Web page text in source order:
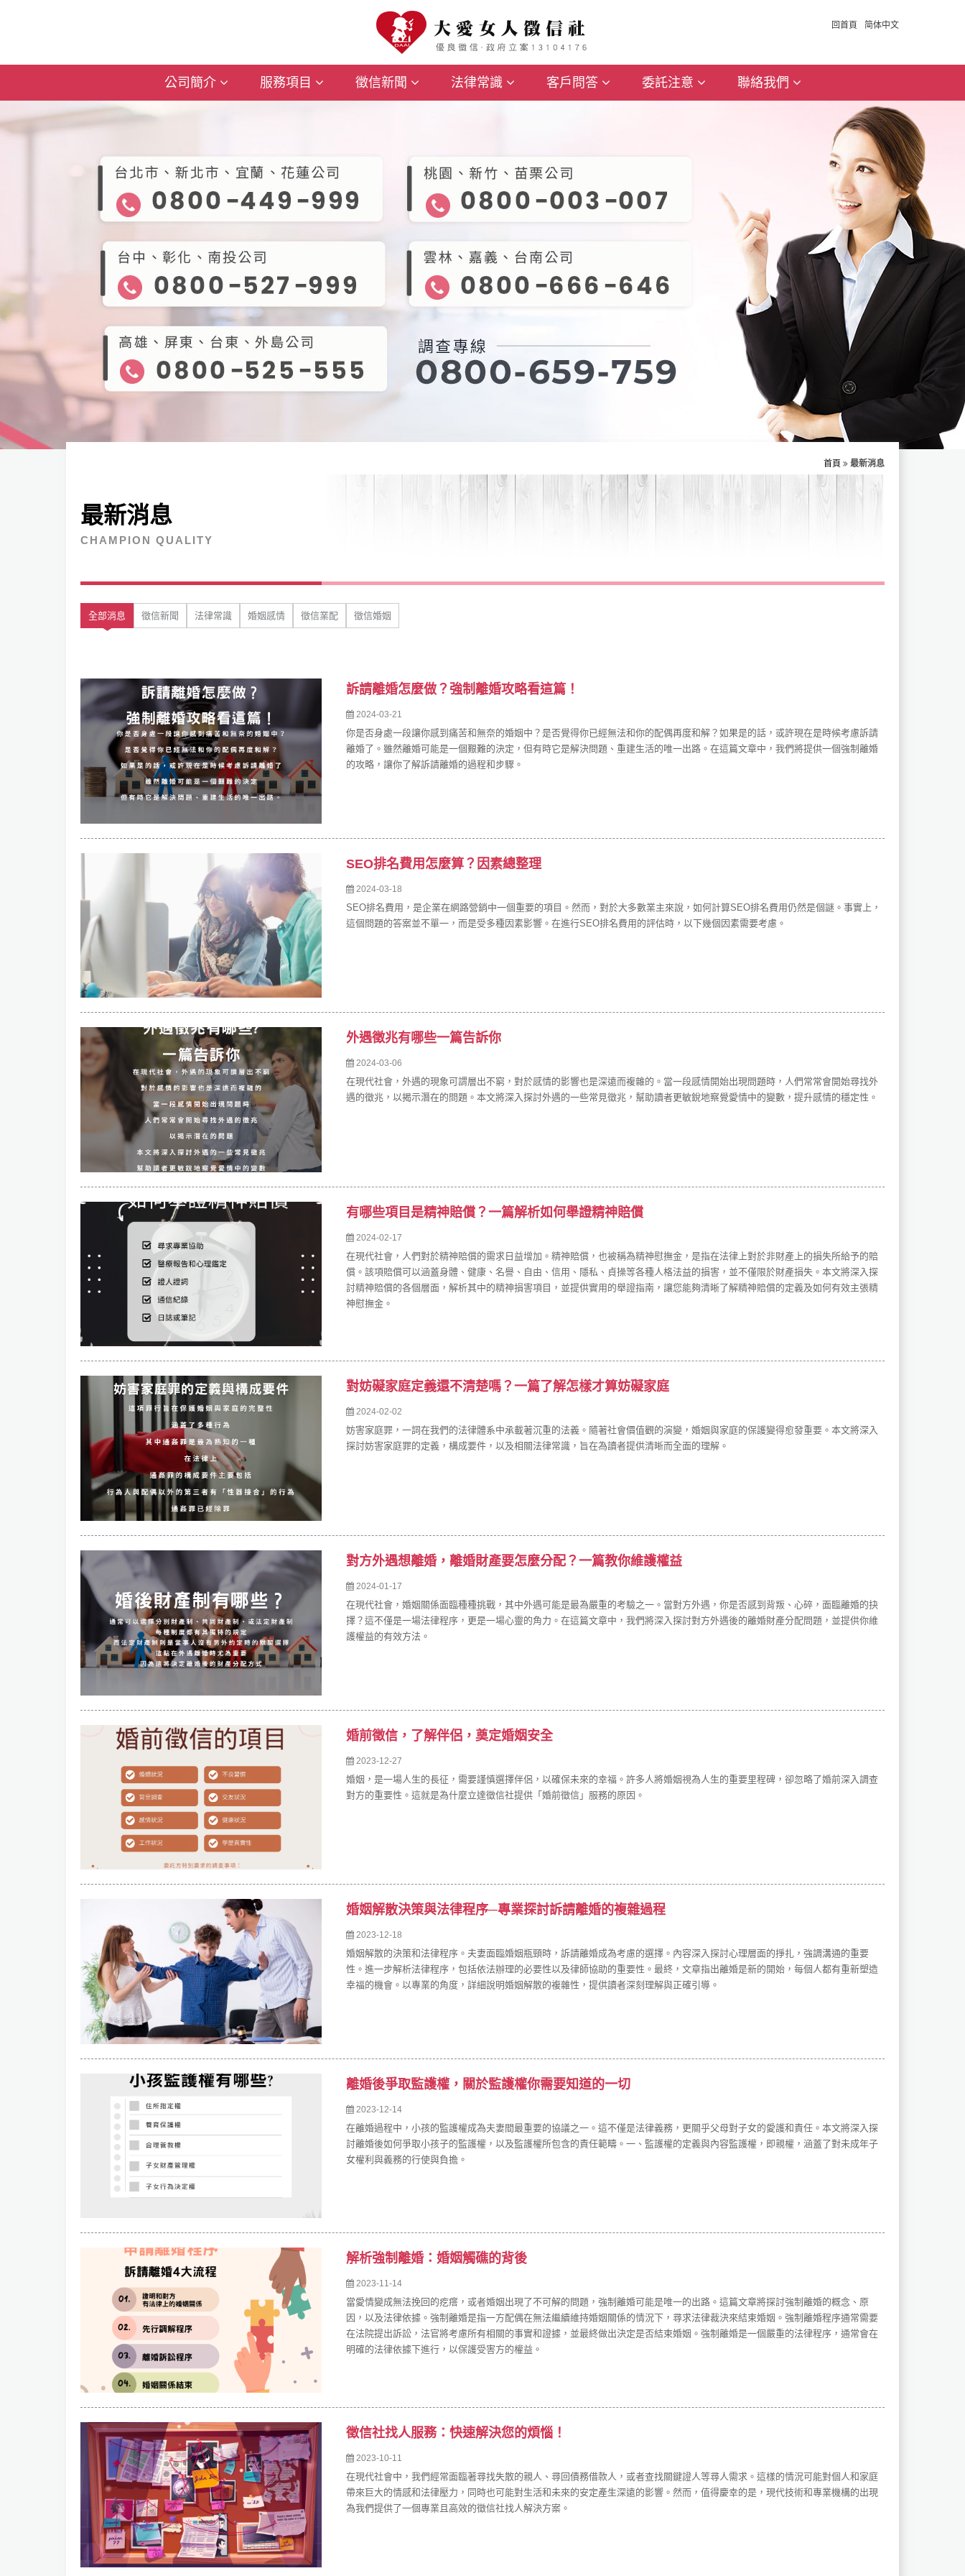
回首頁 简体中文
公司簡介 服務項目 徵信新聞 法律常識 客戶問答 委託注意 聯絡我們
首頁 最新消息
最新消息
CHAMPION QUALITY
全部消息 徵信新聞 法律常識 婚姻感情 徵信業配 徵信婚姻
訴請離婚怎麼做？強制離婚攻略看這篇！
2024-03-21
你是否身處一段讓你感到痛苦和無奈的婚姻中？是否覺得你已經無法和你的配偶再度和解？如果是的話，或許現在是時候考慮訴請
離婚了。雖然離婚可能是一個艱難的決定，但有時它是解決問題、重建生活的唯一出路。在這篇文章中，我們將提供一個強制離婚
的攻略，讓你了解訴請離婚的過程和步驟。
SEO排名費用怎麼算？因素總整理
2024-03-18
SEO排名費用，是企業在網路營銷中一個重要的項目。然而，對於大多數業主來說，如何計算SEO排名費用仍然是個謎。事實上，
這個問題的答案並不單一，而是受多種因素影響。在進行SEO排名費用的評估時，以下幾個因素需要考慮。
外遇徵兆有哪些一篇告訴你
2024-03-06
在現代社會，外遇的現象可謂層出不窮，對於感情的影響也是深遠而複雜的。當一段感情開始出現問題時，人們常常會開始尋找外
遇的徵兆，以揭示潛在的問題。本文將深入探討外遇的一些常見徵兆，幫助讀者更敏銳地察覺愛情中的變數，提升感情的穩定性。
有哪些項目是精神賠償？一篇解析如何舉證精神賠償
2024-02-17
在現代社會，人們對於精神賠償的需求日益增加。精神賠償，也被稱為精神慰撫金，是指在法律上對於非財產上的損失所給予的賠
償。該項賠償可以涵蓋身體、健康、名譽、自由、信用、隱私、貞操等各種人格法益的損害，並不僅限於財產損失。本文將深入探
討精神賠償的各個層面，解析其中的精神損害項目，並提供實用的舉證指南，讓您能夠清晰了解精神賠償的定義及如何有效主張精
神慰撫金。
對妨礙家庭定義還不清楚嗎？一篇了解怎樣才算妨礙家庭
2024-02-02
妨害家庭罪，一詞在我們的法律體系中承載著沉重的法義。隨著社會價值觀的演變，婚姻與家庭的保護變得愈發重要。本文將深入
探討妨害家庭罪的定義，構成要件，以及相關法律常識，旨在為讀者提供清晰而全面的理解。
對方外遇想離婚，離婚財產要怎麼分配？一篇教你維護權益
2024-01-17
在現代社會，婚姻關係面臨種種挑戰，其中外遇可能是最為嚴重的考驗之一。當對方外遇，你是否感到背叛、心碎，面臨離婚的抉
擇？這不僅是一場法律程序，更是一場心靈的角力。在這篇文章中，我們將深入探討對方外遇後的離婚財產分配問題，並提供你維
護權益的有效方法。
婚前徵信，了解伴侶，奠定婚姻安全
2023-12-27
婚姻，是一場人生的長征，需要謹慎選擇伴侶，以確保未來的幸福。許多人將婚姻視為人生的重要里程碑，卻忽略了婚前深入調查
對方的重要性。這就是為什麼立達徵信社提供「婚前徵信」服務的原因。
婚姻解散決策與法律程序─專業探討訴請離婚的複雜過程
2023-12-18
婚姻解散的決策和法律程序。夫妻面臨婚姻瓶頸時，訴請離婚成為考慮的選擇。內容深入探討心理層面的掙扎，強調溝通的重要
性。進一步解析法律程序，包括依法辦理的必要性以及律師協助的重要性。最終，文章指出離婚是新的開始，每個人都有重新塑造
幸福的機會。以專業的角度，詳細說明婚姻解散的複雜性，提供讀者深刻理解與正確引導。
離婚後爭取監護權，關於監護權你需要知道的一切
2023-12-14
在離婚過程中，小孩的監護權成為夫妻間最重要的協議之一。這不僅是法律義務，更關乎父母對子女的愛護和責任。本文將深入探
討離婚後如何爭取小孩子的監護權，以及監護權所包含的責任範疇。一、監護權的定義與內容監護權，即親權，涵蓋了對未成年子
女權利與義務的行使與負擔。
解析強制離婚：婚姻觸礁的背後
2023-11-14
當愛情變成無法挽回的疙瘩，或者婚姻出現了不可解的問題，強制離婚可能是唯一的出路。這篇文章將探討強制離婚的概念、原
因，以及法律依據。強制離婚是指一方配偶在無法繼續維持婚姻關係的情況下，尋求法律裁決來結束婚姻。強制離婚程序通常需要
在法院提出訴訟，法官將考慮所有相關的事實和證據，並最終做出決定是否結束婚姻。強制離婚是一個嚴重的法律程序，通常會在
明確的法律依據下進行，以保護受害方的權益。
徵信社找人服務：快速解決您的煩惱！
2023-10-11
在現代社會中，我們經常面臨著尋找失散的親人、尋回債務借款人，或者查找關鍵證人等尋人需求。這樣的情況可能對個人和家庭
帶來巨大的情感和法律壓力，同時也可能對生活和未來的安定產生深遠的影響。然而，值得慶幸的是，現代技術和專業機構的出現
為我們提供了一個專業且高效的徵信社找人解決方案。